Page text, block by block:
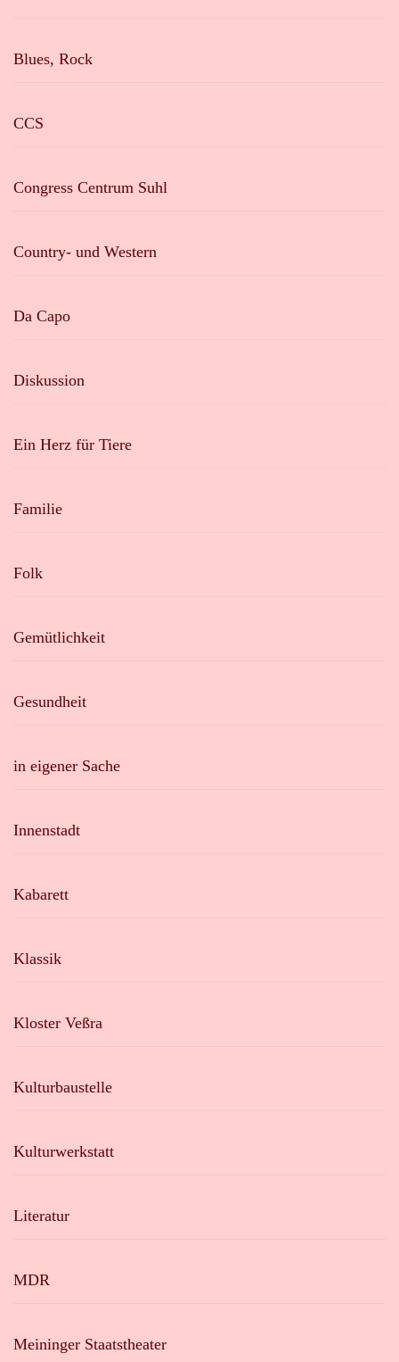
Blues, Rock
CCS
Congress Centrum Suhl
Country- und Western
Da Capo
Diskussion
Ein Herz für Tiere
Familie
Folk
Gemütlichkeit
Gesundheit
in eigener Sache
Innenstadt
Kabarett
Klassik
Kloster Veßra
Kulturbaustelle
Kulturwerkstatt
Literatur
MDR
Meininger Staatstheater